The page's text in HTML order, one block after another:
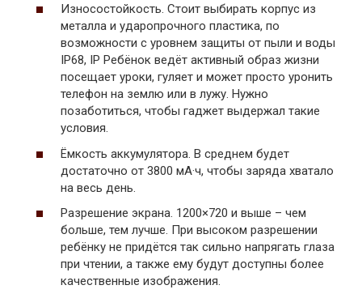
Износостойкость. Стоит выбирать корпус из
металла и ударопрочного пластика, по
возможности с уровнем защиты от пыли и воды
IP68, IP Ребёнок ведёт активный образ жизни
посещает уроки, гуляет и может просто уронить
телефон на землю или в лужу. Нужно
позаботиться, чтобы гаджет выдержал такие
условия.
Ёмкость аккумулятора. В среднем будет
достаточно от 3800 мА·ч, чтобы заряда хватало
на весь день.
Разрешение экрана. 1200×720 и выше – чем
больше, тем лучше. При высоком разрешении
ребёнку не придётся так сильно напрягать глаза
при чтении, а также ему будут доступны более
качественные изображения.